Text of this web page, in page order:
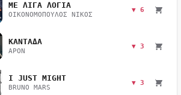
ΜΕ ΛΙΓΑ ΛΟΓΙΑ
ΟΙΚΟΝΟΜΟΠΟΥΛΟΣ ΝΙΚΟΣ
▼ 6
ΚΑΝΤΑΔΑ
APON
▼ 3
I JUST MIGHT
BRUNO MARS
▼ 3